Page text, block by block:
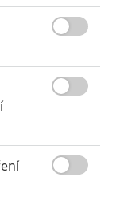
filmů, dnes král
protagonista bizarní
nebo zvláštní
zneužívání
je v podezření už
byla nezletilá. Leto